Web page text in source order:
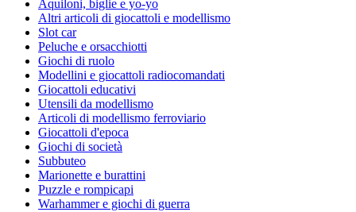
Aquiloni, biglie e yo-yo
Altri articoli di giocattoli e modellismo
Slot car
Peluche e orsacchiotti
Giochi di ruolo
Modellini e giocattoli radiocomandati
Giocattoli educativi
Utensili da modellismo
Articoli di modellismo ferroviario
Giocattoli d'epoca
Giochi di società
Subbuteo
Marionette e burattini
Puzzle e rompicapi
Warhammer e giochi di guerra